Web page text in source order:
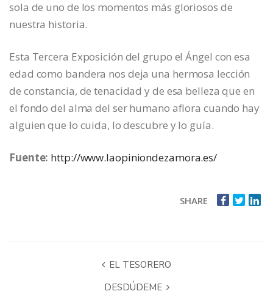
sola de uno de los momentos más gloriosos de
nuestra historia.
Esta Tercera Exposición del grupo el Ángel con esa
edad como bandera nos deja una hermosa lección
de constancia, de tenacidad y de esa belleza que en
el fondo del alma del ser humano aflora cuando hay
alguien que lo cuida, lo descubre y lo guía.
Fuente: http://www.laopiniondezamora.es/
SHARE
EL TESORERO
DESDÚDEME